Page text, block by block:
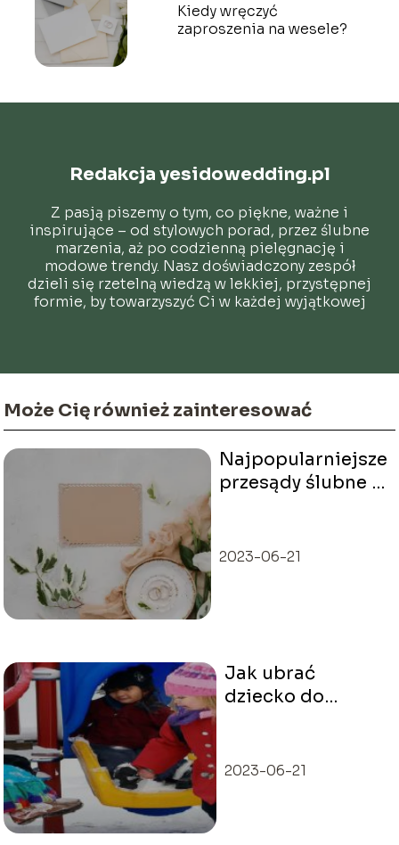
Kiedy wręczyć
zaproszenia na wesele?
Redakcja yesidowedding.pl
Z pasją piszemy o tym, co piękne, ważne i
inspirujące – od stylowych porad, przez ślubne
marzenia, aż po codzienną pielęgnację i
modowe trendy. Nasz doświadczony zespół
dzieli się rzetelną wiedzą w lekkiej, przystępnej
formie, by towarzyszyć Ci w każdej wyjątkowej
Może Cię również zainteresować
Najpopularniejsze
przesądy ślubne –
unikać?
2023-06-21
Jak ubrać
dziecko do
2023-06-21